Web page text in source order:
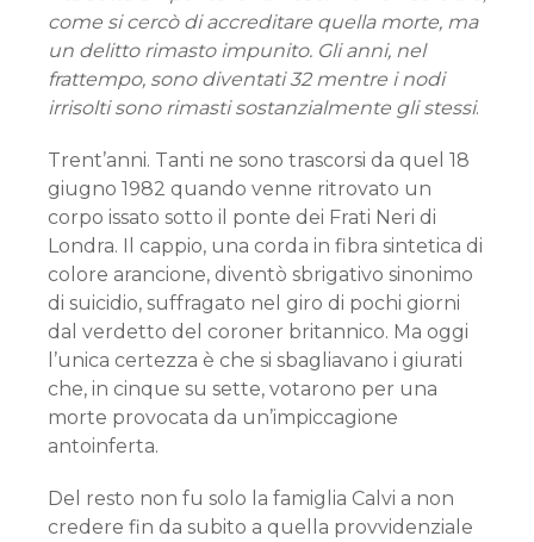
come si cercò di accreditare quella morte, ma
un delitto rimasto impunito. Gli anni, nel
frattempo, sono diventati 32 mentre i nodi
irrisolti sono rimasti sostanzialmente gli stessi.
Trent’anni. Tanti ne sono trascorsi da quel 18
giugno 1982 quando venne ritrovato un
corpo issato sotto il ponte dei Frati Neri di
Londra. Il cappio, una corda in fibra sintetica di
colore arancione, diventò sbrigativo sinonimo
di suicidio, suffragato nel giro di pochi giorni
dal verdetto del coroner britannico. Ma oggi
l’unica certezza è che si sbagliavano i giurati
che, in cinque su sette, votarono per una
morte provocata da un’impiccagione
antoinferta.
Del resto non fu solo la famiglia Calvi a non
credere fin da subito a quella provvidenziale